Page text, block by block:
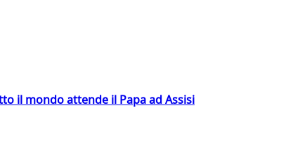
il mondo attende il Papa ad Assisi